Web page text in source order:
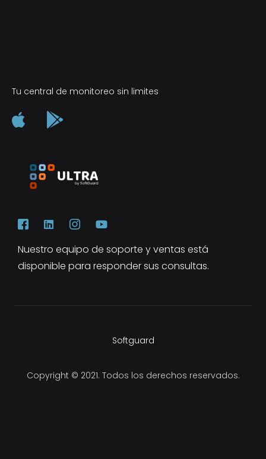
Tu central de monitoreo sin limites
Nuestro equipo de soporte y ventas está
disponible para responder sus consultas.
Softguard
Copyright © 2021. Todos los derechos reservados.